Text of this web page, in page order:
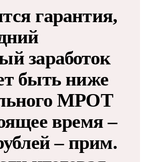
гарантия,
заработок
быть ниже
МРОТ
время –
– прим.